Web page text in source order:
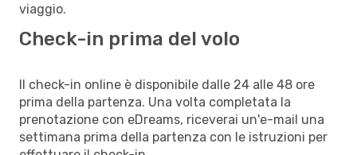
viaggio.
Check-in prima del volo
Il check-in online è disponibile dalle 24 alle 48 ore
prima della partenza. Una volta completata la
prenotazione con eDreams, riceverai un'e-mail una
settimana prima della partenza con le istruzioni per